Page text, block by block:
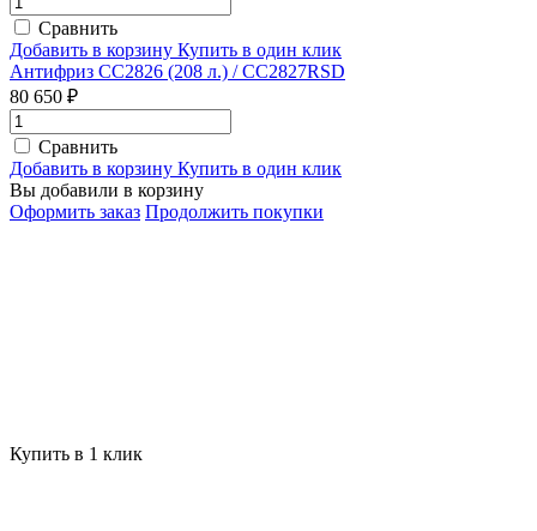
Сравнить
Добавить в корзину Купить в один клик
Антифриз CC2826 (208 л.) / CC2827RSD
80 650 ₽
Сравнить
Добавить в корзину Купить в один клик
Вы добавили в корзину
Оформить заказ Продолжить покупки
Купить в 1 клик